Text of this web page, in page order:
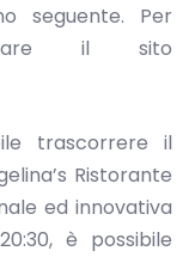
seguente. Per
il sito
trascorrere il
Ristorante
ed innovativa
è possibile